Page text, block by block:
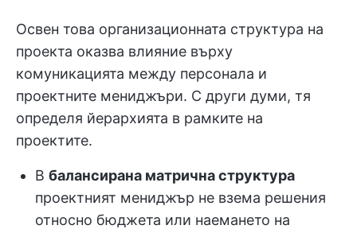
Освен това организационната структура на
проекта оказва влияние върху
комуникацията между персонала и
проектните мениджъри. С други думи, тя
определя йерархията в рамките на
проектите.
В балансирана матрична структура
проектният мениджър не взема решения
относно бюджета или наемането на